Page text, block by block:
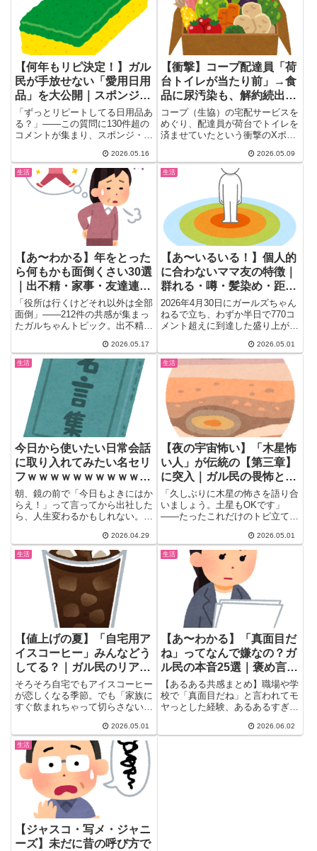
【何年もリピ決定！】ガル
民が手放せない「愛用日用
品」を大公開｜スポンジ・
石鹸・洗剤の沼が深い
「ずっとリピートしてる日用品あ
る？」——この質問に130件超の
コメントが集まり、スポンジ・洗
2026.05.16
【衝撃】コープ配達員「荷
台トイレが当たり前」→食
品に尿汚染も、解約続出ｗ
ｗｗ
コープ（生協）の宅配サービスを
めぐり、配達員が荷台でトイレを
済ませていたという衝撃のXポス
2026.05.09
生活
【あ〜わかる】年をとった
ら何もかも面倒くさい30選
｜出不精・家事・友達連絡
が億劫になる理由
「役所は行くけどそれ以外は全部
面倒」——212件の共感が集まっ
たガルちゃんトピック。出不精・
劫・美容室も試着も面倒。30〜
50代女性の「面倒くさい」リア
ルな本音まとめ。
2026.05.17
生活
【あ〜いるいる！】個人的
に合わないママ友の特徴｜
群れる・噂・髪染め・距離
詰め…ガル民の”あの人
だ”が刺さりまくる
2026年4月30日にガールズちゃん
ねるで立ち、わずか半日で770コ
メント超えに到達した盛り上がり
2026.05.01
生活
今日から使いたい日常会話
に取り入れてみたい名セリ
フｗｗｗｗｗｗｗｗｗｗｗ
ｗｗｗｗｗｗｗｗｗｗｗ
朝、鏡の前で「今日もよきにはか
らえ！」って言ってから出社した
ら、人生変わるかもしれない。ガ
2026.04.29
生活
【夜の宇宙怖い】「木星怖
い人」が伝統の【第三章】
に突入｜ガル民の畏怖と知
識欲が交錯する宇宙トピ厳
選30コメ
「久しぶりに木星の怖さを語り合
いましょう。土星もOKです」
——たったこれだけのトピ立て
2026.05.01
生活
【値上げの夏】「自宅用ア
イスコーヒー」みんなどう
してる？｜ガル民のリアル
解決策まとめ
そろそろ自宅でもアイスコーヒー
が恋しくなる季節。でも「家族に
すぐ飲まれちゃって切らさないよ
2026.05.01
生活
【あ〜わかる】「真面目だ
ね」ってなんで嫌なの？ガ
ル民の本音25選｜褒め言葉
にならない理由と代替フレ
ーズ
【あるある共感まとめ】職場や学
校で「真面目だね」と言われてモ
ヤっとした経験、あるあるすぎ
選。「融通きかない扱い」「嫌味
2026.06.02
生活
【ジャスコ・写メ・ジャニ
ーズ】未だに昔の呼び方で